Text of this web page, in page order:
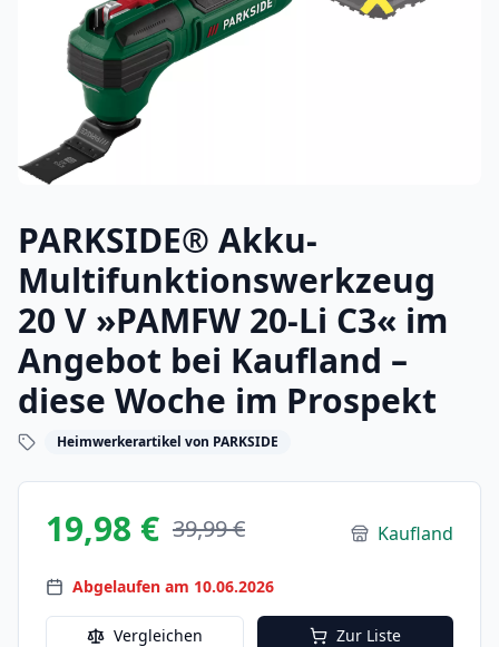
PARKSIDE® Akku-
Multifunktionswerkzeug
20 V »PAMFW 20-Li C3« im
Angebot bei Kaufland –
diese Woche im Prospekt
Heimwerkerartikel von PARKSIDE
19,98 € 39,99 € Kaufland
Abgelaufen am 10.06.2026
Vergleichen Zur Liste